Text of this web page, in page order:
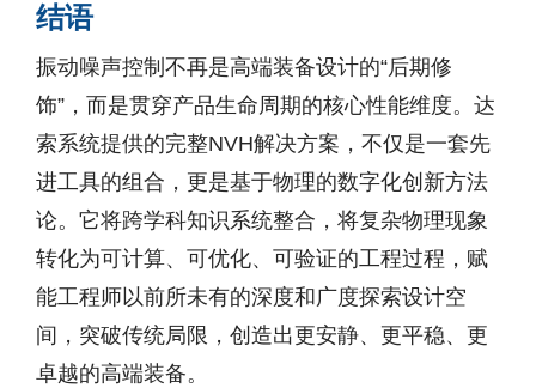
结语
振动噪声控制不再是高端装备设计的“后期修
饰”，而是贯穿产品生命周期的核心性能维度。达
索系统提供的完整NVH解决方案，不仅是一套先
进工具的组合，更是基于物理的数字化创新方法
论。它将跨学科知识系统整合，将复杂物理现象
转化为可计算、可优化、可验证的工程过程，赋
能工程师以前所未有的深度和广度探索设计空
间，突破传统局限，创造出更安静、更平稳、更
卓越的高端装备。